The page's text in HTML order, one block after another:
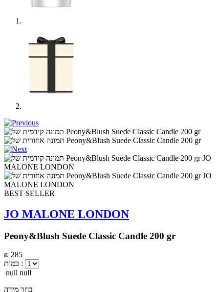
BEST SELLER
JO MALONE LONDON
Peony&Blush Suede Classic Candle 200 gr
₪ 285
כמות :
null null
בחר מידה